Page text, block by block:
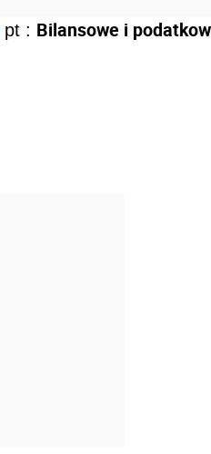
pt : Bilansowe i